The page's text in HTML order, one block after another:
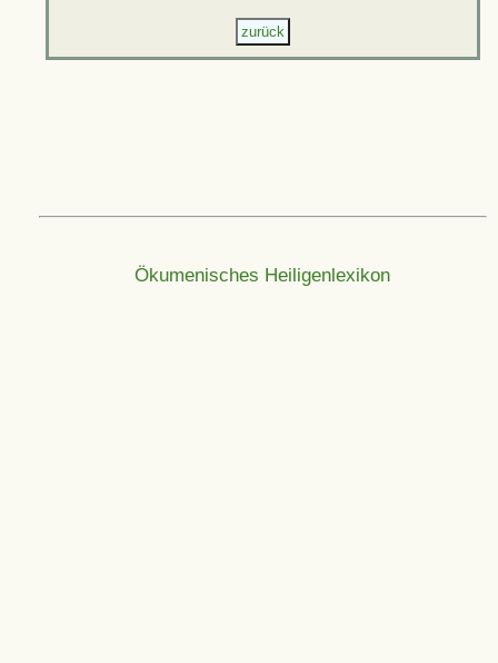
Ökumenisches Heiligenlexikon